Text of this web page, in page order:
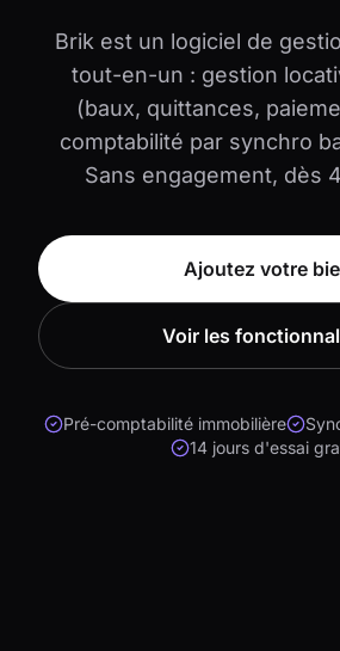
Brik est un logiciel de
tout-en-un : gestion
(baux, quittances,
comptabilité par synchro
Sans engagement, dès
Ajoutez votre
Voir les
Pré-comptabilité immobilière
14 jours d'essai